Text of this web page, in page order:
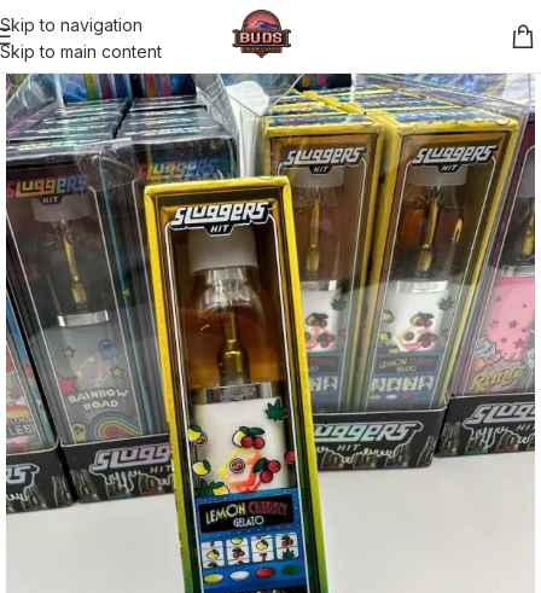
Skip to navigation
Skip to main content